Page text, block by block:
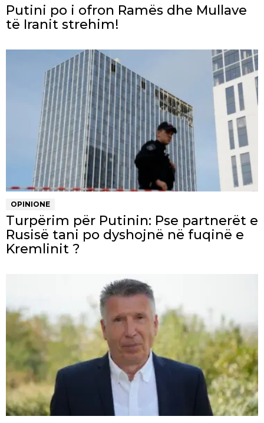
Putini po i ofron Ramës dhe Mullave
të Iranit strehim!
OPINIONE
Turpërim për Putinin: Pse partnerët e
Rusisë tani po dyshojnë në fuqinë e
Kremlinit ?